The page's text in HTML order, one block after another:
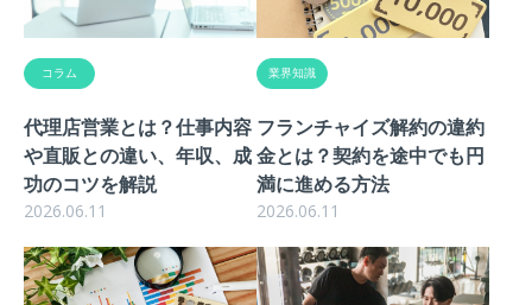
コラム
代理店営業とは？仕事内容
や直販との違い、年収、成
功のコツを解説
2026.06.11
業界知識
フランチャイズ解約の違約
金とは？契約を途中でも円
満に進める方法
2026.06.11